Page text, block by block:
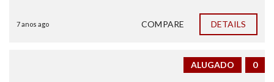
7 anos ago COMPARE DETAILS
0
ALUGADO